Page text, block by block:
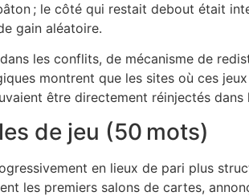
; le côté qui restait debout était
gain aléatoire.
les conflits, de mécanisme de
montrent que les sites où ces
être directement réinjectés dans
de jeu (50 mots)
en lieux de pari plus
les premiers salons de cartes,